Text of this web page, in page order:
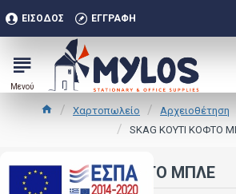
ΕΊΣΟΔΟΣ ΕΓΓΡΑΦΉ
Χαρτοπωλείο Αρχειοθέτηση
SKAG ΚΟΥΤΙ ΚΟΦΤΟ
SKAG ΚΟΥΤΙ ΚΟΦΤΟ ΜΠΛΕ
.